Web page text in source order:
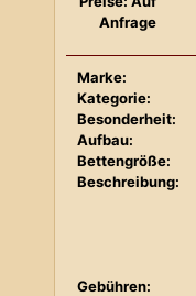
Anfrage
Marke:
Kategorie:
Besonderheit:
Aufbau:
Bettengröße:
Beschreibung:
Gebühren: